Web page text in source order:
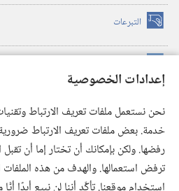
إعدادات الخصوصية
نحن نستعمل ملفات تعريف الارتباط
خدمة. بعض ملفات تعريف الارتباط
رفضها. ولكن بإمكانك أن تختار إما أن
ترفض استعمالها. والهدف من هذه
التبرعات (يفتح
نافذة
(يفتح
نافذة
(يفتح
نافذة
جديدة) تطبيق ®
JW Library
مكتبة برج المراقبة